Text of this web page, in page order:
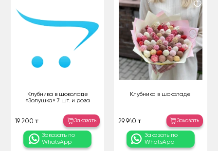
Клубника в шоколаде
«Золушка» 7 шт. и роза
19 200 ₸ Заказать
Заказать по
WhatsApp
Клубника в шоколаде
29 940 ₸ Заказать
Заказать по
WhatsApp